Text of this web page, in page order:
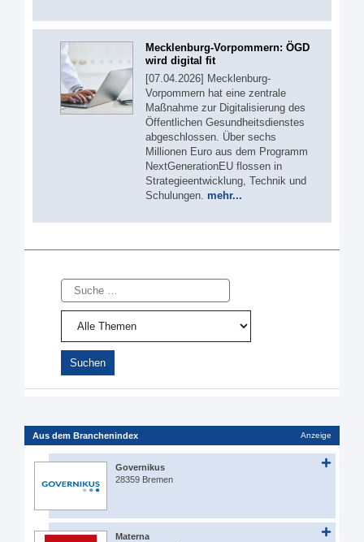
Mecklenburg-Vorpommern: ÖGD
wird digital fit
[07.04.2026] Mecklenburg-
Vorpommern hat eine zentrale
Maßnahme zur Digitalisierung des
Öffentlichen Gesundheitsdienstes
abgeschlossen. Über sechs
Millionen Euro aus dem Programm
NextGenerationEU flossen in
Strategieentwicklung, Technik und
Schulungen. mehr...
Suche
Aus dem Branchenindex Anzeige
Governikus
28359 Bremen
Materna